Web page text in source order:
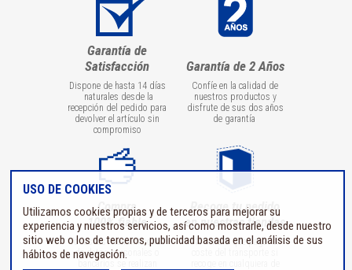
Garantía de
Satisfacción
Dispone de hasta 14 días
naturales desde la
recepción del pedido para
devolver el artículo sin
compromiso
Garantía de 2 Años
Confíe en la calidad de
nuestros productos y
disfrute de sus dos años
de garantía
Compra
100% fiable
Todas las transmisiones
de datos personales o
bancarios se realizan
Recoge tu pedido
en nuestras tiendas
No tendrá que pagar el
USO DE COOKIES
Utilizamos cookies propias y de terceros para mejorar su
experiencia y nuestros servicios, así como mostrarle, desde nuestro
sitio web o los de terceros, publicidad basada en el análisis de sus
hábitos de navegación.